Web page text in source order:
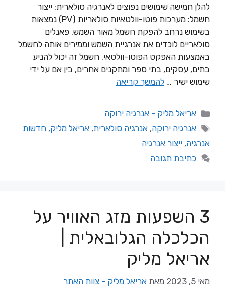
להלן חמישה שימושים נפוצים לאנרגיה סולארית: ייצור
חשמל: מערכות פוטו-וולטאיות סולאריות (PV) נמצאות
בשימוש נרחב להפקת חשמל מאור השמש. פאנלים
סולאריים לוכדים את אנרגיית השמש וממירים אותה לחשמל
באמצעות האפקט הפוטו-וולטאי. חשמל זה יכול להניע
בתים, עסקים, בתי ספר ומתקנים אחרים, בין אם על ידי
שימוש ישיר … להמשך קריאה
אריאל מליק - אנרגיה ירוקה
אנרגיה ירוקה,אנרגיה סולארית,אריאל מליק,חדשות
אנרגיה, ייצור אנרגיה
כתיבת תגובה
3 השפעות מזג האוויר על
הכלכלה הגלובאלית |
אריאל מליק
מאי 5, 2023 מאת אריאל מליק - צוות האתר